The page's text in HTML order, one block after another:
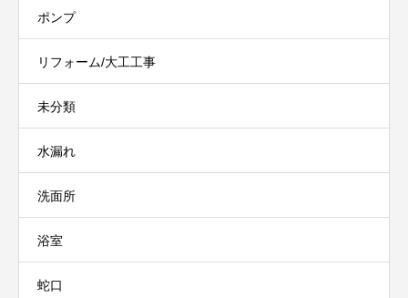
ポンプ
リフォーム/大工工事
未分類
水漏れ
洗面所
浴室
蛇口